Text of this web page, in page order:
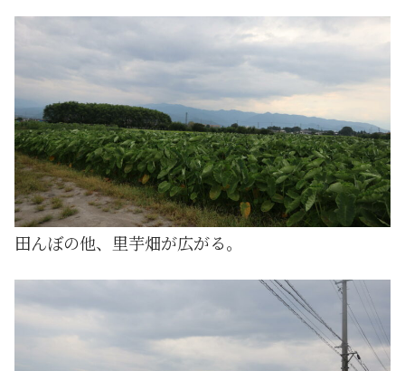
田んぼの他、里芋畑が広がる。